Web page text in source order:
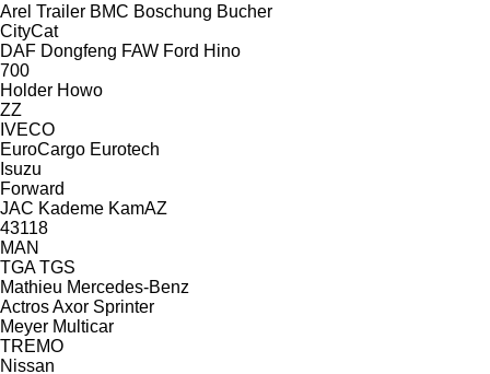
Arel Trailer BMC Boschung Bucher
CityCat
DAF Dongfeng FAW Ford Hino
700
Holder Howo
ZZ
IVECO
EuroCargo Eurotech
Isuzu
Forward
JAC Kademe KamAZ
43118
MAN
TGA TGS
Mathieu Mercedes-Benz
ActrosAxor Sprinter
Meyer Multicar
TREMO
Nissan